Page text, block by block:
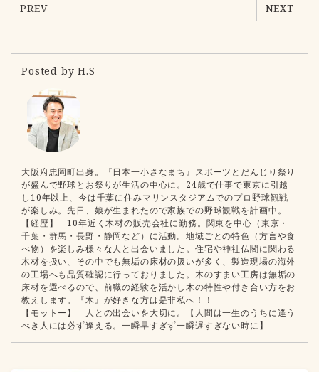
PREV NEXT
Posted by H.S
大阪府忠岡町出身。『日本一小さなまち』スポーツとだんじり祭り
が盛んで野球とお祭りが生活の中心に。24歳で仕事で東京に引越
し10年以上、今は千葉に住みマリンスタジアムでのプロ野球観戦
が楽しみ。先日、娘が生まれたので家族での野球観戦を計画中。
【経歴】 10年近く木材の販売会社に勤務。関東を中心（東京・
千葉・群馬・長野・静岡など）に活動。地域ごとの特色（方言や食
べ物）を楽しみ様々な人と出会いました。住宅や神社仏閣に関わる
木材を扱い、その中でも無垢の床材の扱いが多く、製造現場の海外
の工場へも品質確認に行っておりました。木のすまい工房は無垢の
床材を選べるので、前職の経験を活かし木の特性や付き合い方をお
教えします。『木』が好きな方は是非私へ！！
【モットー】 人との出会いを大切に。【人間は一生のうちに逢う
べき人には必ず逢える。一瞬早すぎず一瞬遅すぎない時に】